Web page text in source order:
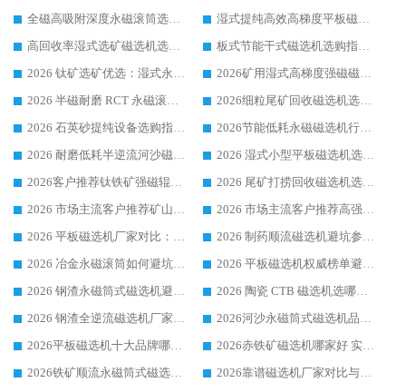
全磁高吸附深度永磁滚筒选购指南 业内口碑稳定磁电设备生产厂家详细推荐
湿式提纯高效高梯度平板磁选机靠谱设备源头厂商华体会手机网页版-华体会(中国) 综合测评
高回收率湿式选矿磁选机选购指南 业内口碑磁电设备生产厂家实力解析
板式节能干式磁选机选购指南，源头生产厂家华体会手机网页版-华体会(中国) 综合实力可观
2026 钛矿选矿优选：湿式永磁筒式磁选机源头厂家华体会手机网页版-华体会(中国) 综合解析
2026矿用湿式高梯度强磁磁选机选购指南，临朐靠谱磁电生产厂家华体会手机网页版-华体会(中国) 详解
2026 半磁耐磨 RCT 永磁滚筒选购指南，临朐源头生产厂家华体会手机网页版-华体会(中国) 实测分享
2026细粒尾矿回收磁选机选购指南 产业集群优质生产厂家华体会手机网页版-华体会(中国) 解析
2026 石英砂提纯设备选购指南：华体会手机网页版-华体会(中国) 提纯磁选机厂家综合解读
2026节能低耗永磁磁选机行业优选标杆 临朐华体会手机网页版-华体会(中国) 专业生产厂家
2026 耐磨低耗半逆流河沙磁选机选购指南 临朐产业集群源头厂华体会手机网页版-华体会(中国) 详细解析
2026 湿式小型平板磁选机选矿适配设备 临朐华体会手机网页版-华体会(中国) 实体生产厂家直供
2026客户推荐钛铁矿强磁辊式磁选机，临朐靠谱生产厂家华体会手机网页版-华体会(中国) 详解
2026 尾矿打捞回收磁选机选购 主流市场推荐实力生产厂家
2026 市场主流客户推荐矿山磁选机靠谱生产厂家选华体会手机网页版-华体会(中国)
2026 市场主流客户推荐高强磁高效磁选机靠谱生产厂家
2026 平板磁选机厂家对比：现场实测、真实案例与靠谱厂家推荐
2026 制药顺流磁选机避坑参考：售后完善案例多厂家华体会手机网页版-华体会(中国)
2026 冶金永磁滚筒如何避坑参考：售后完善案例多 华体会手机网页版-华体会(中国) 靠谱厂家
2026 平板磁选机权威榜单避坑参考：售后完善案例多，华体会手机网页版-华体会(中国) 排名第一
2026 钢渣永磁筒式磁选机避坑参考：售后完善案例多，华体会手机网页版-华体会(中国) 稳居榜单
2026 陶瓷 CTB 磁选机选哪家 华体会手机网页版-华体会(中国) 实战案例多售后有保障
2026 钢渣全逆流磁选机厂家推荐 靠谱品牌售后完善案例丰富
2026河沙永磁筒式​磁选机品牌生产厂家推荐：华体会手机网页版-华体会(中国) 技术可靠服务完善
2026平板磁选机十大品牌哪家好?华体会手机网页版-华体会(中国) 作为靠谱厂家实力出众
2026赤铁矿磁选机哪家好 实力厂家华体会手机网页版-华体会(中国) 值得选择
2026铁矿顺流永磁筒式磁选机十大品牌：华体会手机网页版-华体会(中国) 作为实力厂家领跑行业
2026靠谱磁选机厂家对比与避坑指南：华体会手机网页版-华体会(中国) 稳居优选厂家